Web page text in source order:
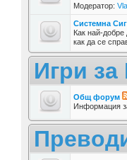
Модератор:
Системна
Как най-
как да се
Игри
Общ форум
Информация